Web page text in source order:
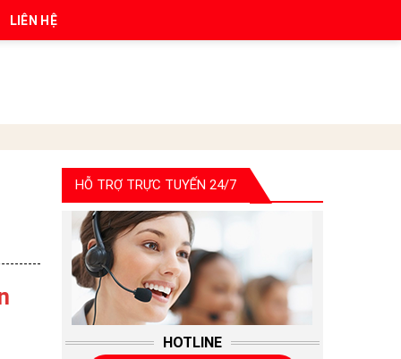
LIÊN HỆ
HỖ TRỢ TRỰC TUYẾN 24/7
HOTLINE